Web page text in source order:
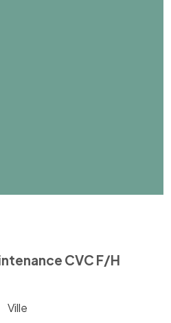
CVC F/H
Ville